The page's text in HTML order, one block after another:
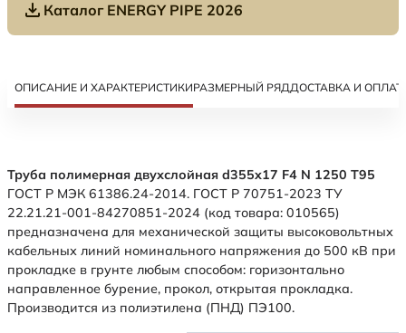
Каталог ENERGY PIPE 2026
ОПИСАНИЕ И ХАРАКТЕРИСТИКИРАЗМЕРНЫЙ РЯДДОСТАВКА И
Труба полимерная двухслойная d355x17 F4 N 1250 Т95
ГОСТ Р МЭК 61386.24-2014. ГОСТ Р 70751-2023 ТУ
22.21.21-001-84270851-2024 (код товара: 010565)
предназначена для механической защиты высоковольтных
кабельных линий номинального напряжения до 500 кВ при
прокладке в грунте любым способом: горизонтально
направленное бурение, прокол, открытая прокладка.
Производится из полиэтилена (ПНД) ПЭ100.